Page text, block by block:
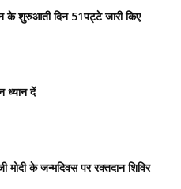
के शुरुआती दिन 51पट्टे जारी किए
ध्यान दें
मोदी के जन्मदिवस पर रक्तदान शिविर